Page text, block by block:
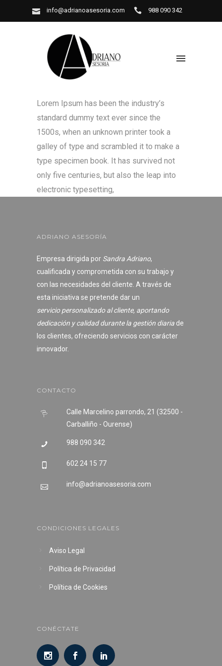
info@adrianoasesoria.com 988 090 342
Lorem Ipsum has been the industry’s
standard dummy text ever since the
1500s, when an unknown printer took a
galley of type and scrambled it to make a
type specimen book. It has survived not
only five centuries, but also the leap into
electronic typesetting,
ADRIANO ASESORÍA
Empresa dirigida por Sandra Adriano,
cualificada y comprometida con su trabajo y
con las necesidades del cliente. A través de
esta iniciativa se pretende dar un
servicio personalizado al cliente, aportando
dedicación y calidad durante la gestión diaria de
los clientes, ofreciendo servicios con carácter
innovador.
CONTACTO
Calle Marcelino parrondo, 21 (32500 -
Carballiño - Ourense)
988 090 342
602 24 15 77
info@adrianoasesoria.com
CONDICIONES LEGALES
Aviso Legal
Política de Privacidad
Política de Cookies
CONÉCTATE